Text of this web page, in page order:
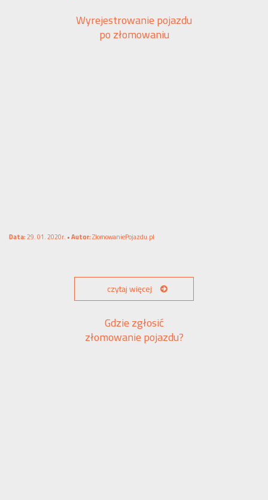
Wyrejestrowanie pojazdu
po złomowaniu
Data:29. 01. 2020r. •Autor:ZlomowaniePojazdu.pl
czytaj więcej
Gdzie zgłosić
złomowanie pojazdu?